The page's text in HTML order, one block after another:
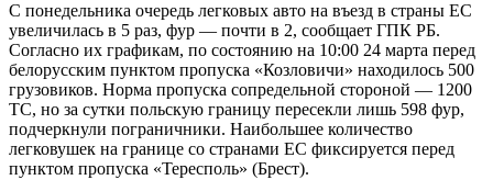
С понедельника очередь легковых авто на въезд в страны ЕС
увеличилась в 5 раз, фур — почти в 2, сообщает ГПК РБ.
Согласно их графикам, по состоянию на 10:00 24 марта перед
белорусским пунктом пропуска «Козловичи» находилось 500
грузовиков. Норма пропуска сопредельной стороной — 1200
ТС, но за сутки польскую границу пересекли лишь 598 фур,
подчеркнули пограничники. Наибольшее количество
легковушек на границе со странами ЕС фиксируется перед
пунктом пропуска «Тересполь» (Брест).